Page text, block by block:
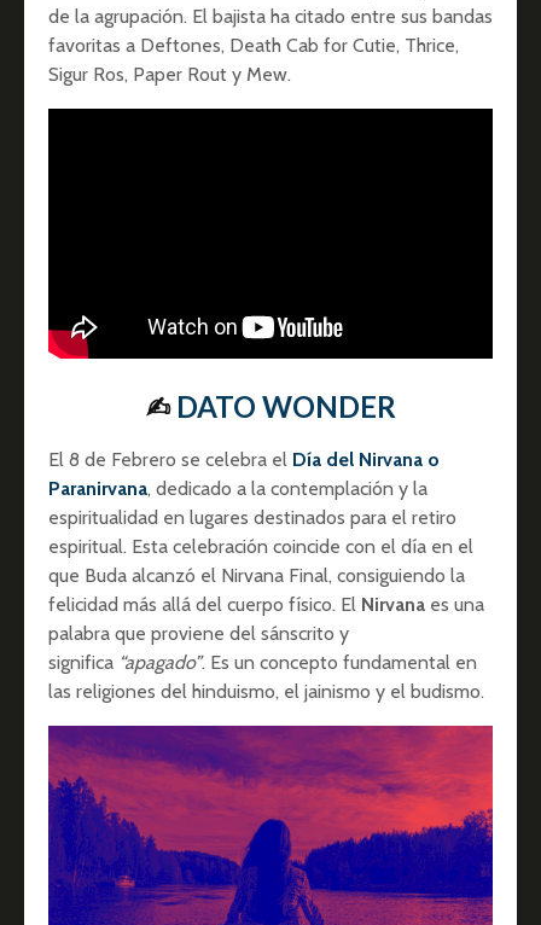
de la agrupación. El bajista ha citado entre sus bandas
favoritas a Deftones, Death Cab for Cutie, Thrice,
Sigur Ros, Paper Rout y Mew.
✍︎ DATO WONDER
El 8 de Febrero se celebra el Día del Nirvana o
Paranirvana, dedicado a la contemplación y la
espiritualidad en lugares destinados para el retiro
espiritual. Esta celebración coincide con el día en el
que Buda alcanzó el Nirvana Final, consiguiendo la
felicidad más allá del cuerpo físico. El Nirvana es una
palabra que proviene del sánscrito y
significa “apagado”. Es un concepto fundamental en
las religiones del hinduismo, el jainismo y el budismo.